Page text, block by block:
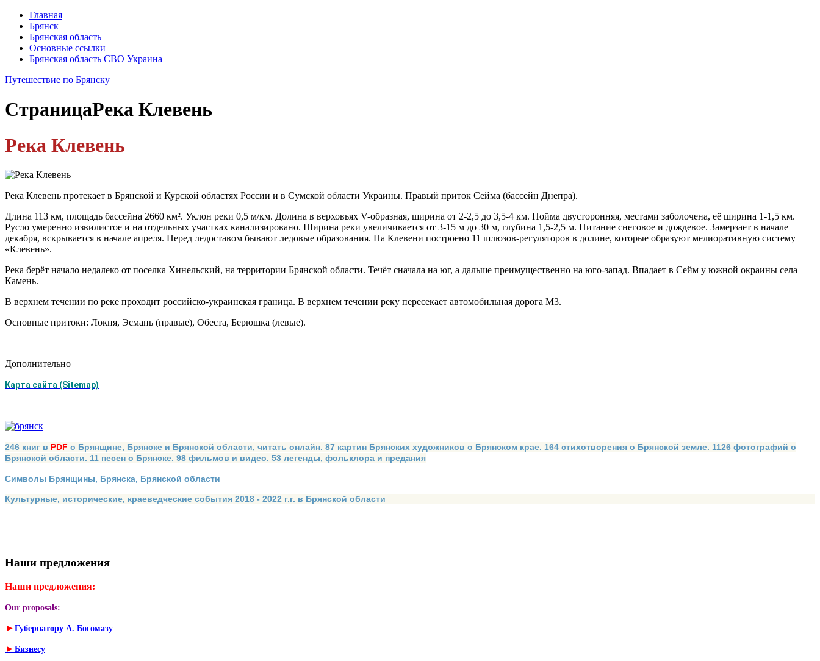
Главная
Брянск
Брянская область
Основные ссылки
Брянская область СВО Украина
Путешествие по Брянску
СтраницаРека Клевень
Река Клевень
Река Клевень протекает в Брянской и Курской областях России и в Сумской области Украины. Правый приток Сейма (бассейн Днепра).
Длина 113 км, площадь бассейна 2660 км². Уклон реки 0,5 м/км. Долина в верховьях V-образная, ширина от 2-2,5 до 3,5-4 км. Пойма двусторонняя, местами заболочена, её ширина 1-1,5 км.
Русло умеренно извилистое и на отдельных участках канализировано. Ширина реки увеличивается от 3-15 м до 30 м, глубина 1,5-2,5 м. Питание снеговое и дождевое. Замерзает в начале
декабря, вскрывается в начале апреля. Перед ледоставом бывают ледовые образования. На Клевени построено 11 шлюзов-регуляторов в долине, которые образуют мелиоративную систему
«Клевень».
Река берёт начало недалеко от поселка Хинельский, на территории Брянской области. Течёт сначала на юг, а дальше преимущественно на юго-запад. Впадает в Сейм у южной окраины села
Камень.
В верхнем течении по реке проходит российско-украинская граница. В верхнем течении реку пересекает автомобильная дорога М3.
Основные притоки: Локня, Эсмань (правые), Обеста, Берюшка (левые).
Дополнительно
Карта сайта (Sitemap)
246 книг в PDF о Брянщине, Брянске и Брянской области, читать онлайн. 87 картин Брянских художников о Брянском крае. 164 стихотворения о Брянской земле. 1126 фотографий о
Брянской области. 11 песен о Брянске. 98 фильмов и видео. 53 легенды, фольклора и предания
Символы Брянщины, Брянска, Брянской области
Культурные, исторические, краеведческие события 2018 - 2022 г.г. в Брянской области
Наши предложения
Наши предложения:
Our proposals:
► Губернатору А. Богомазу
► Бизнесу